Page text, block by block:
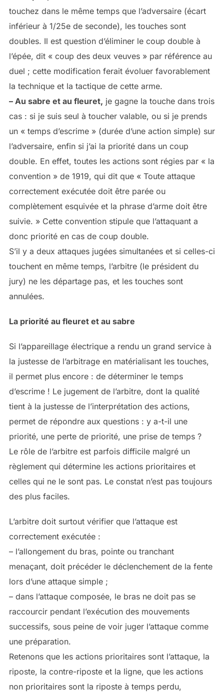
touchez dans le même temps que l’adversaire (écart
inférieur à 1/25e de seconde), les touches sont
doubles. Il est question d’éliminer le coup double à
l’épée, dit « coup des deux veuves » par référence au
duel ; cette modification ferait évoluer favorablement
la technique et la tactique de cette arme.
– Au sabre et au fleuret, je gagne la touche dans trois
cas : si je suis seul à toucher valable, ou si je prends
un « temps d’escrime » (durée d’une action simple) sur
l’adversaire, enfin si j’ai la priorité dans un coup
double. En effet, toutes les actions sont régies par « la
convention » de 1919, qui dit que « Toute attaque
correctement exécutée doit être parée ou
complètement esquivée et la phrase d’arme doit être
suivie. » Cette convention stipule que l’attaquant a
donc priorité en cas de coup double.
S’il y a deux attaques jugées simultanées et si celles-ci
touchent en même temps, l’arbitre (le président du
jury) ne les départage pas, et les touches sont
annulées.
La priorité au fleuret et au sabre
Si l’appareillage électrique a rendu un grand service à
la justesse de l’arbitrage en matérialisant les touches,
il permet plus encore : de déterminer le temps
d’escrime ! Le jugement de l’arbitre, dont la qualité
tient à la justesse de l’interprétation des actions,
permet de répondre aux questions : y a-t-il une
priorité, une perte de priorité, une prise de temps ?
Le rôle de l’arbitre est parfois difficile malgré un
règlement qui détermine les actions prioritaires et
celles qui ne le sont pas. Le constat n’est pas toujours
des plus faciles.
L’arbitre doit surtout vérifier que l’attaque est
correctement exécutée :
– l’allongement du bras, pointe ou tranchant
menaçant, doit précéder le déclenchement de la fente
lors d’une attaque simple ;
– dans l’attaque composée, le bras ne doit pas se
raccourcir pendant l’exécution des mouvements
successifs, sous peine de voir juger l’attaque comme
une préparation.
Retenons que les actions prioritaires sont l’attaque, la
riposte, la contre-riposte et la ligne, que les actions
non prioritaires sont la riposte à temps perdu,